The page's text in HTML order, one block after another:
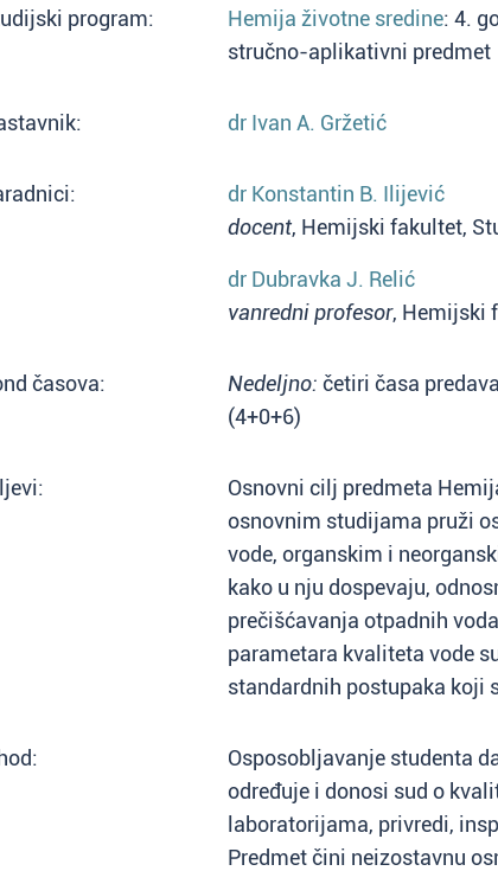
program: Hemija životne sredine: 4.
stručno-aplikativni predmet
dr Ivan A. Gržetić
dr Konstantin B. Ilijević
docent, Hemijski fakultet,
dr Dubravka J. Relić
vanredni profesor, Hemijski
časova: Nedeljno: četiri časa
(4+0+6)
Osnovni cilj predmeta
osnovnim studijama pruži
vode, organskim i
kako u nju dospevaju,
prečišćavanja otpadnih
parametara kvaliteta vode
standardnih postupaka koji
Osposobljavanje studenta
određuje i donosi sud o
laboratorijama, privredi,
Predmet čini neizostavnu